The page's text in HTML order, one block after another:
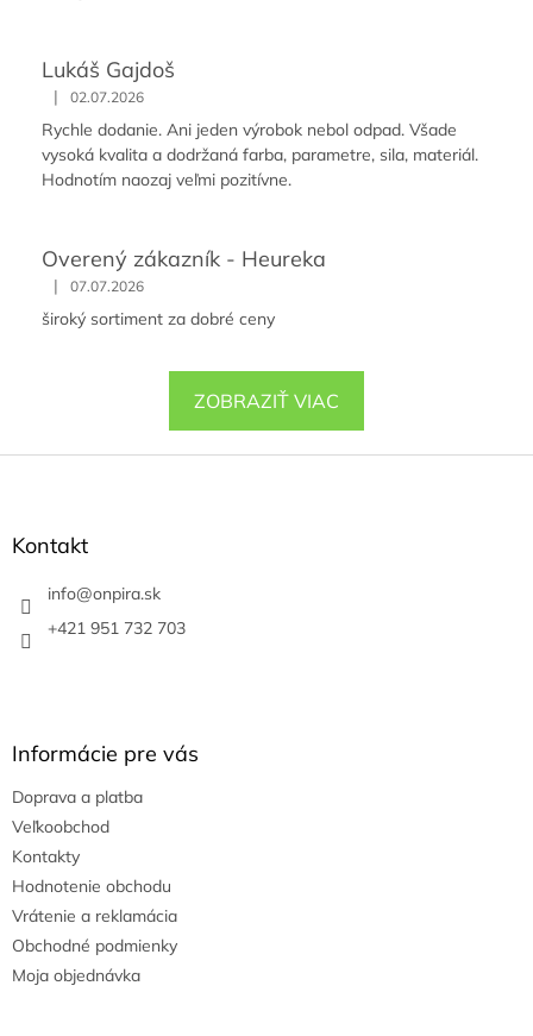
Lukáš Gajdoš
| 02.07.2026
Rychle dodanie. Ani jeden výrobok nebol odpad. Všade
vysoká kvalita a dodržaná farba, parametre, sila, materiál.
Hodnotím naozaj veľmi pozitívne.
Overený zákazník - Heureka
| 07.07.2026
široký sortiment za dobré ceny
ZOBRAZIŤ VIAC
Z
Kontakt
info@onpira.sk
+421 951 732 703
Informácie pre vás
Doprava a platba
Veľkoobchod
Kontakty
Hodnotenie obchodu
Vrátenie a reklamácia
Obchodné podmienky
Moja objednávka